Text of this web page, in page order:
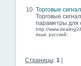
10 Торговые
Торговые
параметры для
http://
язык: русский;
Страницы: 1